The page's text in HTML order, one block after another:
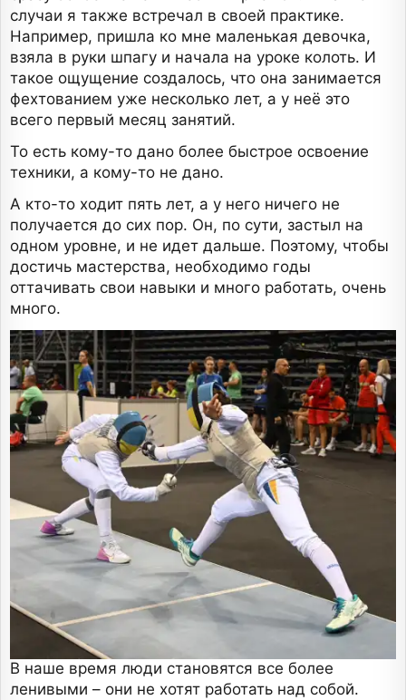
случаи я также встречал в своей практике.
Например, пришла ко мне маленькая девочка,
взяла в руки шпагу и начала на уроке колоть. И
такое ощущение создалось, что она занимается
фехтованием уже несколько лет, а у неё это
всего первый месяц занятий.
То есть кому-то дано более быстрое освоение
техники, а кому-то не дано.
А кто-то ходит пять лет, а у него ничего не
получается до сих пор. Он, по сути, застыл на
одном уровне, и не идет дальше. Поэтому, чтобы
достичь мастерства, необходимо годы
оттачивать свои навыки и много работать, очень
много.
В наше время люди становятся все более
ленивыми – они не хотят работать над собой.